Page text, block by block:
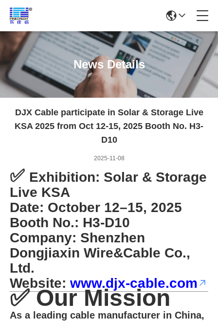
News Details
DJX Cable participate in Solar & Storage Live
KSA 2025 from Oct 12-15, 2025 Booth No. H3-
D10
2025-11-08
✅ Exhibition: Solar & Storage
Live KSA
Date: October 12–15, 2025
Booth No.: H3-D10
Company: Shenzhen
Dongjiaxin Wire&Cable Co.,
Ltd.
Website: www.djx-cable.com
✅Our Mission
As a leading cable manufacturer in China,